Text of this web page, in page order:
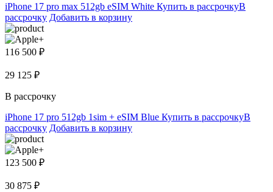
iPhone 17 pro max 512gb eSIM White Купить в рассрочкуВ
рассрочку Добавить в корзину
116 500 ₽
29 125 ₽
В рассрочку
iPhone 17 pro 512gb 1sim + eSIM Blue Купить в рассрочкуВ
рассрочку Добавить в корзину
123 500 ₽
30 875 ₽